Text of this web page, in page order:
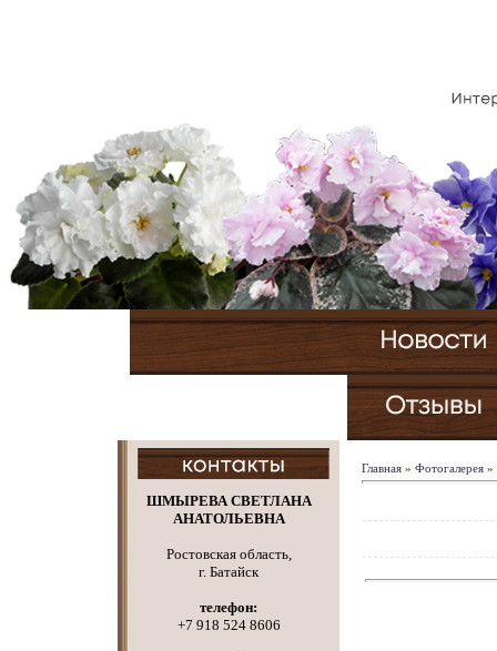
ШМЫРЕВА СВЕТЛАНА
АНАТОЛЬЕВНА
Ростовская область,
г. Батайск
телефон:
+7 918 524 8606
Главная » Фотогалерея »